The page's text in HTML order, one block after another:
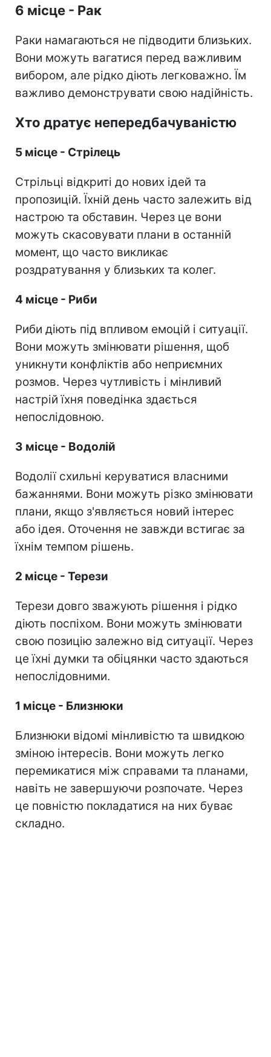
6 місце - Рак
Раки намагаються не підводити близьких.
Вони можуть вагатися перед важливим
вибором, але рідко діють легковажно. Їм
важливо демонструвати свою надійність.
Хто дратує непередбачуваністю
5 місце - Стрілець
Стрільці відкриті до нових ідей та
пропозицій. Їхній день часто залежить від
настрою та обставин. Через це вони
можуть скасовувати плани в останній
момент, що часто викликає
роздратування у близьких та колег.
4 місце - Риби
Риби діють під впливом емоцій і ситуації.
Вони можуть змінювати рішення, щоб
уникнути конфліктів або неприємних
розмов. Через чутливість і мінливий
настрій їхня поведінка здається
непослідовною.
3 місце - Водолій
Водолії схильні керуватися власними
бажаннями. Вони можуть різко змінювати
плани, якщо з'являється новий інтерес
або ідея. Оточення не завжди встигає за
їхнім темпом рішень.
2 місце - Терези
Терези довго зважують рішення і рідко
діють поспіхом. Вони можуть змінювати
свою позицію залежно від ситуації. Через
це їхні думки та обіцянки часто здаються
непослідовними.
1 місце - Близнюки
Близнюки відомі мінливістю та швидкою
зміною інтересів. Вони можуть легко
перемикатися між справами та планами,
навіть не завершуючи розпочате. Через
це повністю покладатися на них буває
складно.